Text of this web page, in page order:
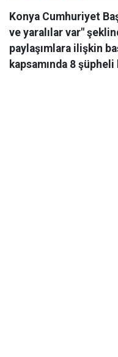
Konya Cumhuriyet
ve yaralılar var"
paylaşımlara ilişkin
kapsamında 8